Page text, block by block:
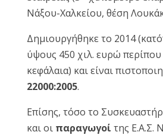
all
options
Νάξου-Χαλκείου, θέση
Δημιουργήθηκε το 2014
ύψους 450 χιλ. ευρώ περίπου
κεφάλαια) και είναι
22000:2005.
Επίσης, τόσο το
και οι παραγωγοί της Ε.Α.Σ.